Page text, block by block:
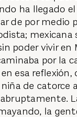
ha llegado
de por medio
mexicana
poder vivir en
por la
esa reflexión,
de catorce
la